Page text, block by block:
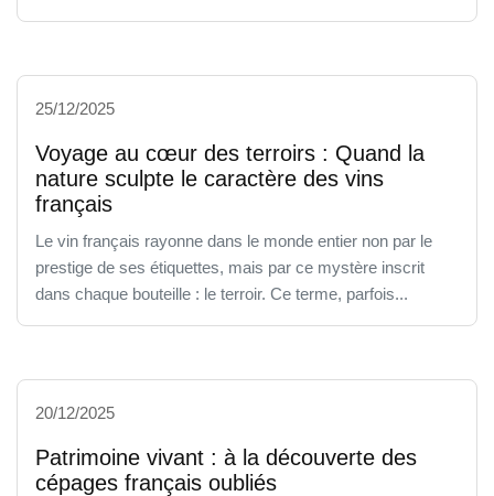
25/12/2025
Voyage au cœur des terroirs : Quand la
nature sculpte le caractère des vins
français
Le vin français rayonne dans le monde entier non par le
prestige de ses étiquettes, mais par ce mystère inscrit
dans chaque bouteille : le terroir. Ce terme, parfois...
20/12/2025
Patrimoine vivant : à la découverte des
cépages français oubliés